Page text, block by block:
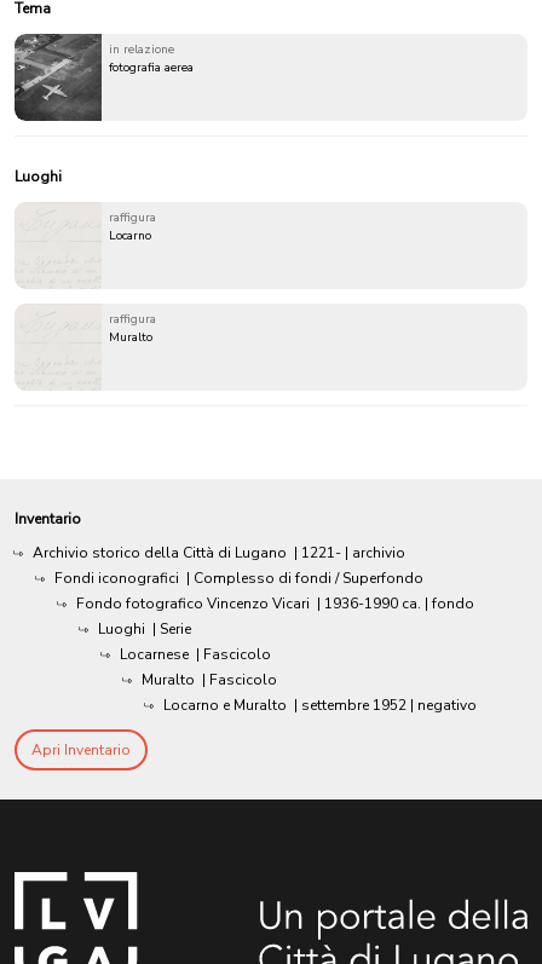
Tema
in relazione
fotografia aerea
Luoghi
raffigura
Locarno
raffigura
Muralto
Inventario
Archivio storico della Città di Lugano | 1221- | archivio
Fondi iconografici | Complesso di fondi / Superfondo
Fondo fotografico Vincenzo Vicari | 1936-1990 ca. | fondo
Luoghi | Serie
Locarnese | Fascicolo
Muralto | Fascicolo
Locarno e Muralto | settembre 1952 | negativo
Apri Inventario